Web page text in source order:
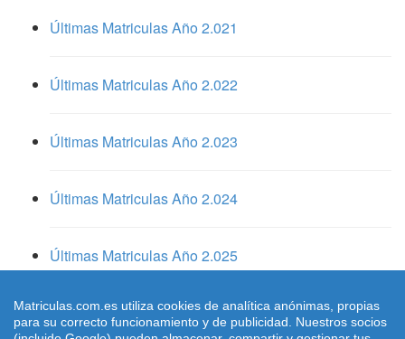
Últimas Matriculas Año 2.021
Últimas Matriculas Año 2.022
Últimas Matriculas Año 2.023
Últimas Matriculas Año 2.024
Últimas Matriculas Año 2.025
Matriculas.com.es utiliza cookies de analítica anónimas, propias
para su correcto funcionamiento y de publicidad. Nuestros socios